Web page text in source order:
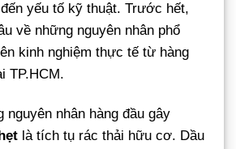
yếu tố kỹ thuật. Trước hết,
về những nguyên nhân phổ
kinh nghiệm thực tế từ hàng
TP.HCM.
nguyên nhân hàng đầu gây
là tích tụ rác thải hữu cơ. Dầu